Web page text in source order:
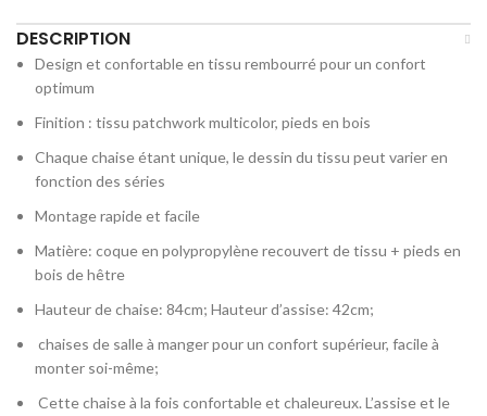
DESCRIPTION
Design et confortable en tissu rembourré pour un confort
optimum
Finition : tissu patchwork multicolor, pieds en bois
Chaque chaise étant unique, le dessin du tissu peut varier en
fonction des séries
Montage rapide et facile
Matière: coque en polypropylène recouvert de tissu + pieds en
bois de hêtre
Hauteur de chaise: 84cm; Hauteur d’assise: 42cm;
chaises de salle à manger pour un confort supérieur, facile à
monter soi-même;
Cette chaise à la fois confortable et chaleureux. L’assise et le